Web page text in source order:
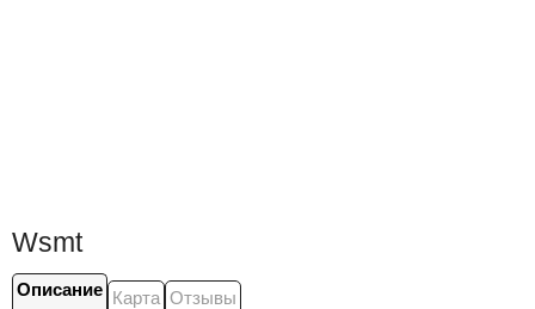
Wsmt
Описание Карта Отзывы